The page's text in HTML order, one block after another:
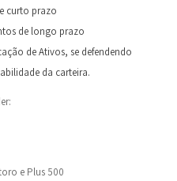
curto prazo
de longo prazo
de Ativos, se defendendo
da carteira.
e Plus 500